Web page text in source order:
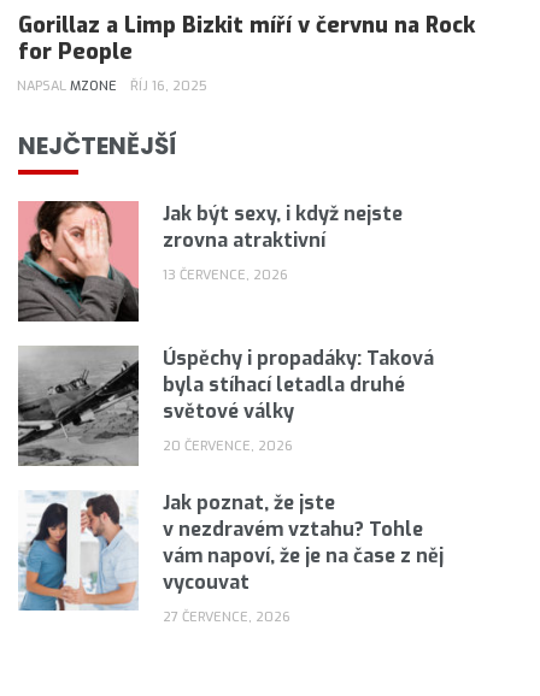
Gorillaz a Limp Bizkit míří v červnu na Rock
for People
NAPSAL MZONE ŘÍJ 16, 2025
NEJČTENĚJŠÍ
Jak být sexy, i když nejste
zrovna atraktivní
13 ČERVENCE, 2026
Úspěchy i propadáky: Taková
byla stíhací letadla druhé
světové války
20 ČERVENCE, 2026
Jak poznat, že jste
v nezdravém vztahu? Tohle
vám napoví, že je na čase z něj
vycouvat
27 ČERVENCE, 2026